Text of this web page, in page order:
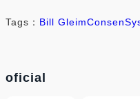
Tags： Bill Gleim
oficial